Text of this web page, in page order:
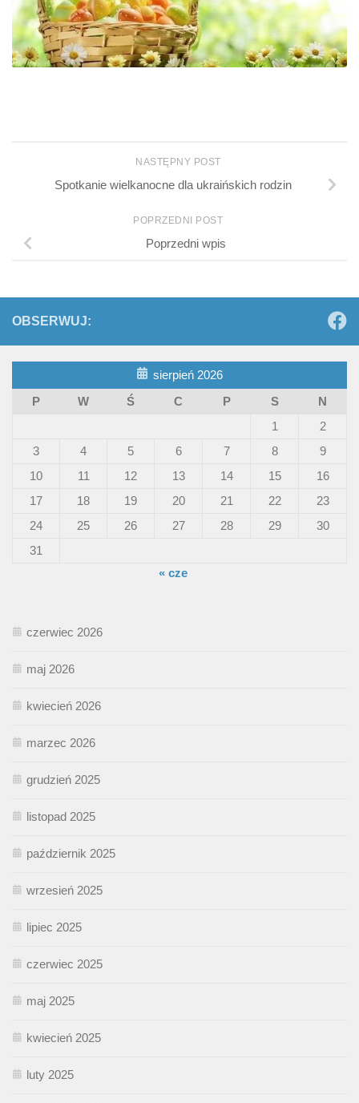
NASTĘPNY POST
Spotkanie wielkanocne dla ukraińskich rodzin
POPRZEDNI POST
Poprzedni wpis
OBSERWUJ:
sierpień 2026
P
W Ś C P S
N
1
2
3
4 5 6 7 8
9
10
11 12 13 14 15
16
17
18 19 20 21 22
23
24
25 26 27 28 29
30
31
« cze
czerwiec 2026
maj 2026
kwiecień 2026
marzec 2026
grudzień 2025
listopad 2025
październik 2025
wrzesień 2025
lipiec 2025
czerwiec 2025
maj 2025
kwiecień 2025
luty 2025